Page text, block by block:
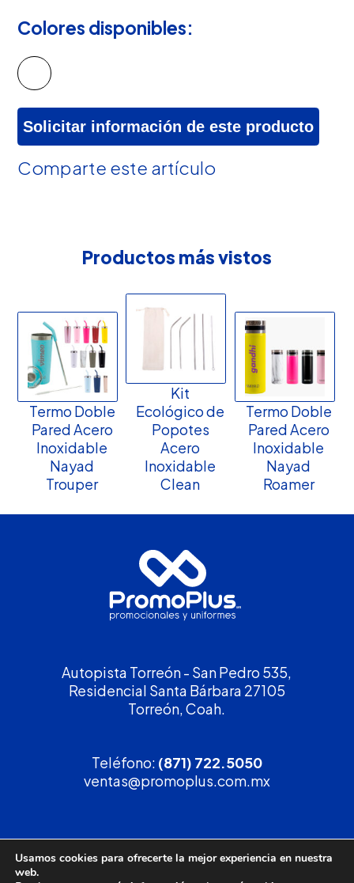
Colores disponibles:
Solicitar información de este producto
Comparte este artículo
Productos más vistos
Termo Doble
Pared Acero
Inoxidable
Nayad
Trouper
Kit
Ecológico de
Popotes
Acero
Inoxidable
Clean
Termo Doble
Pared Acero
Inoxidable
Nayad
Roamer
Autopista Torreón - San Pedro 535,
Residencial Santa Bárbara 27105
Torreón, Coah.
Teléfono: (871) 722.5050
ventas@promoplus.com.mx
¡Solicita tucotización!
Usamos cookies para ofrecerte la mejor experiencia en nuestra
web.